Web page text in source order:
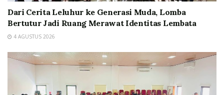
Dari Cerita Leluhur ke Generasi Muda, Lomba
Bertutur Jadi Ruang Merawat Identitas Lembata
4 AGUSTUS 2026